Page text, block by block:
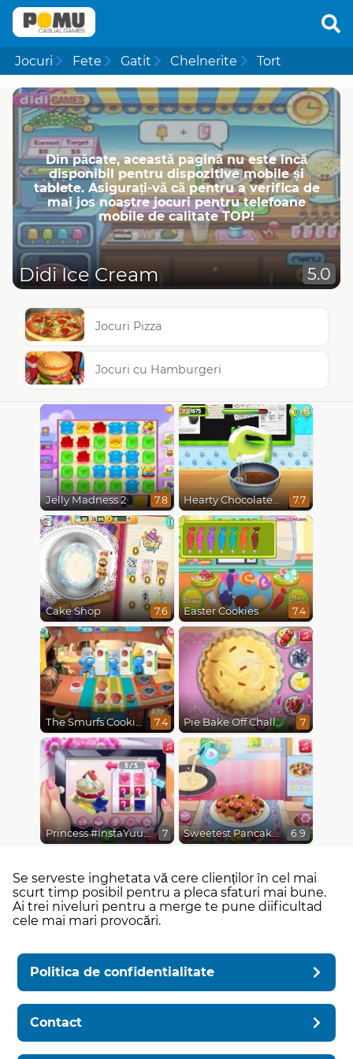
Jocuri Fete Gatit Chelnerite Tort
Din păcate, această pagină nu este încă
disponibil pentru dispozitive mobile și
tablete. Asigurați-vă că pentru a verifica de
mai jos noastre jocuri pentru telefoane
mobile de calitate TOP!
Didi Ice Cream 5.0
Jocuri Pizza
Jocuri cu Hamburgeri
Jelly Madness 2 7.8 Hearty Chocolate Cake 7.7
Cake Shop 7.6 Easter Cookies 7.4
The Smurfs Cooking 7.4 Pie Bake Off Challenge 7
Princess #InstaYuuum Macarons & Flowers 7 Sweetest Pancake Challenge 6.9
Se serveste inghetata vă cere clienților în cel mai
scurt timp posibil pentru a pleca sfaturi mai bune.
Ai trei niveluri pentru a merge te pune diificultad
cele mai mari provocări.
Politica de confidentialitate
Contact